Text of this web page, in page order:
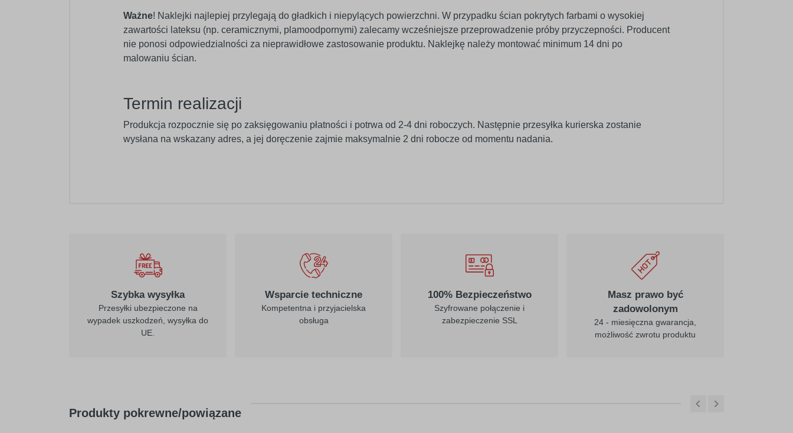
Ważne! Naklejki najlepiej przylegają do gładkich i niepylących powierzchni. W przypadku ścian pokrytych farbami o wysokiej
zawartości lateksu (np. ceramicznymi, plamoodpornymi) zalecamy wcześniejsze przeprowadzenie próby przyczepności. Producent
nie ponosi odpowiedzialności za nieprawidłowe zastosowanie produktu. Naklejkę należy montować minimum 14 dni po
malowaniu ścian.
Termin realizacji
Produkcja rozpocznie się po zaksięgowaniu płatności i potrwa od 2-4 dni roboczych. Następnie przesyłka kurierska zostanie
wysłana na wskazany adres, a jej doręczenie zajmie maksymalnie 2 dni robocze od momentu nadania.
żółty
jasny żółty
kremowy
cytrynowy
Szybka wysyłka
Przesyłki ubezpieczone na
wypadek uszkodzeń, wysyłka do
UE.
Wsparcie techniczne
Kompetentna i przyjacielska
obsługa
100% Bezpieczeństwo
Szyfrowane połączenie i
zabezpieczenie SSL
Masz prawo być
zadowolonym
24 - miesięczna gwarancja,
możliwość zwrotu produktu
Produkty pokrewne/powiązane